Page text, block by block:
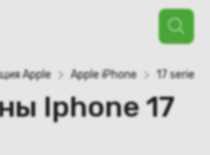
Поиск
товаров
Apple Apple iPhone 17 series
Iphone 17